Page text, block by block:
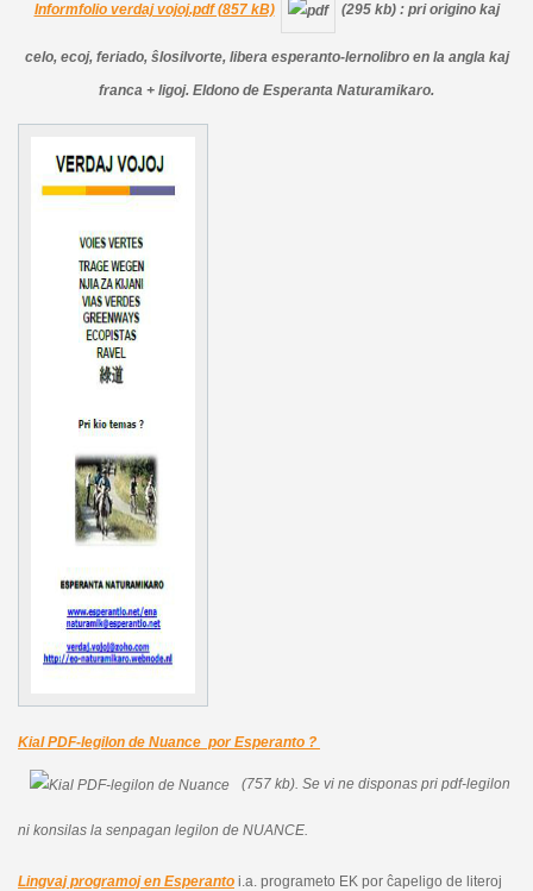
Informfolio verdaj vojoj.pdf (857 kB) (295 kb) : pri origino kaj
celo, ecoj, feriado, ŝlosilvorte, libera esperanto-lernolibro en la angla kaj
franca + ligoj. Eldono de Esperanta Naturamikaro.
Kial PDF-legilon de Nuance por Esperanto ?
(757 kb). Se vi ne disponas pri pdf-legilon
ni konsilas la senpagan legilon de NUANCE.
Lingvaj programoj en Esperantoi.a. programeto EK por ĉapeligo de literoj